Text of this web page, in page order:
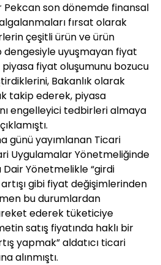
Pekcan son dönemde finansal
fırsat olarak
çeşitli ürün ve ürün
uyuşmayan fiyat
piyasa fiyat oluşumunu bozucu
Bakanlık olarak
takip ederek, piyasa
engelleyici tedbirleri almaya
günü yayımlanan Ticari
Uygulamalar Yönetmeliğinde
Dair Yönetmelikle “girdi
gibi fiyat değişimlerinden
bu durumlardan
ederek tüketiciye
satış fiyatında haklı bir
yapmak” aldatıcı ticari
alınmıştı.